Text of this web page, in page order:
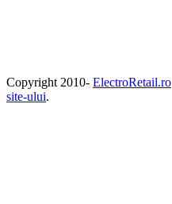
Copyright 2010- ElectroRetail.ro
site-ului.